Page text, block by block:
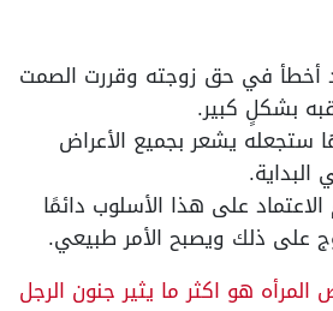
أخطأ في حق زوجته وقررت الصمت
بشكلٍ كبير.
ستجعله يشعر بجميع الأعراض
على هذا الأسلوب دائمًا
على ذلك ويصبح الأمر طبيعي.
هو اكثر ما يثير جنون الرجل